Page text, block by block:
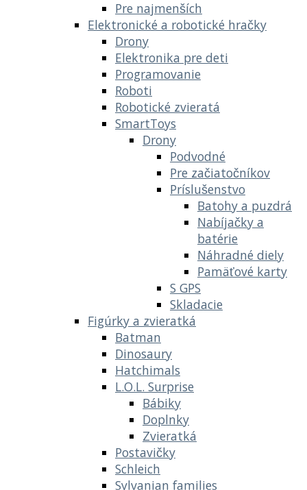
Pre najmenších
Elektronické a robotické hračky
Drony
Elektronika pre deti
Programovanie
Roboti
Robotické zvieratá
SmartToys
Drony
Podvodné
Pre začiatočníkov
Príslušenstvo
Batohy a puzdrá
Nabíjačky a
batérie
Náhradné diely
Pamäťové karty
S GPS
Skladacie
Figúrky a zvieratká
Batman
Dinosaury
Hatchimals
L.O.L. Surprise
Bábiky
Doplnky
Zvieratká
Postavičky
Schleich
Sylvanian families